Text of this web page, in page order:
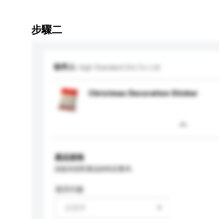
步驟二
收件人 High Standard Ent Co Ltd
Christmas Decoration Sticker
產品規格
適用年齡